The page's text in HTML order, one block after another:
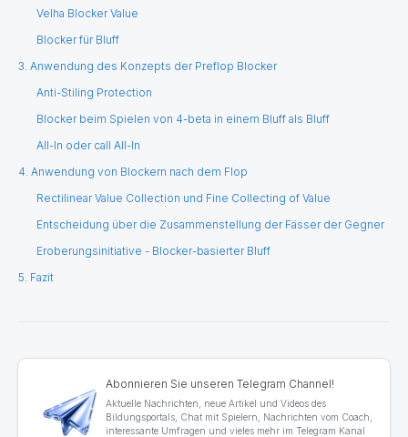
Velha Blocker Value
Blocker für Bluff
3. Anwendung des Konzepts der Preflop Blocker
Anti-Stiling Protection
Blocker beim Spielen von 4-beta in einem Bluff als Bluff
All-In oder call All-In
4. Anwendung von Blockern nach dem Flop
Rectilinear Value Collection und Fine Collecting of Value
Entscheidung über die Zusammenstellung der Fässer der Gegner
Eroberungsinitiative - Blocker-basierter Bluff
5. Fazit
Abonnieren Sie unseren Telegram Channel!
Aktuelle Nachrichten, neue Artikel und Videos des
Bildungsportals, Chat mit Spielern, Nachrichten vom Coach,
interessante Umfragen und vieles mehr im Telegram Kanal